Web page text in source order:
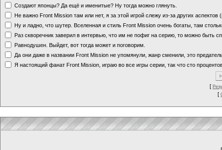
Создают японцы? Да ещё и именитые? Ну тогда можно глянуть.
Не важно Front Mission там или нет, я за этой игрой слежу из-за других аспектов
Ну и ладно, что шутер. Вселенная и стиль Front Mission очень богаты, там
Раз скворечник заверил в интервью, что им не пофиг на серию, то можно быть
Равнодушен. Выйдет, вот тогда может и поговорим.
Да они даже в названии Front Mission не упомянули, жанр сменили, это
Я настоящий фанат Front Mission, играю во все игры серии, так что сто
[
[